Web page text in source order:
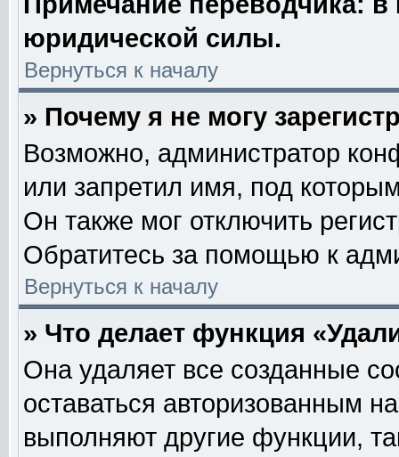
юридической силы.
Вернуться к началу
» Почему я не могу
Возможно, администратор
или запретил имя, под
Он также мог отключить
Обратитесь за помощью к
Вернуться к началу
» Что делает функция
Она удаляет все созданные
оставаться авторизованным
выполняют другие функции,